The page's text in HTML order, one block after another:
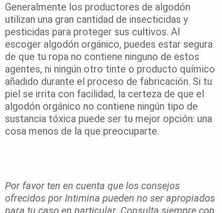
Generalmente los productores de algodón
utilizan una gran cantidad de insecticidas y
pesticidas para proteger sus cultivos. Al
escoger algodón orgánico, puedes estar segura
de que tu ropa no contiene ninguno de estos
agentes, ni ningún otro tinte o producto químico
añadido durante el proceso de fabricación. Si tu
piel se irrita con facilidad, la certeza de que el
algodón orgánico no contiene ningún tipo de
sustancia tóxica puede ser tu mejor opción: una
cosa menos de la que preocuparte.
Por favor ten en cuenta que los consejos
ofrecidos por Intimina pueden no ser apropiados
para tu caso en particular. Consulta siempre con